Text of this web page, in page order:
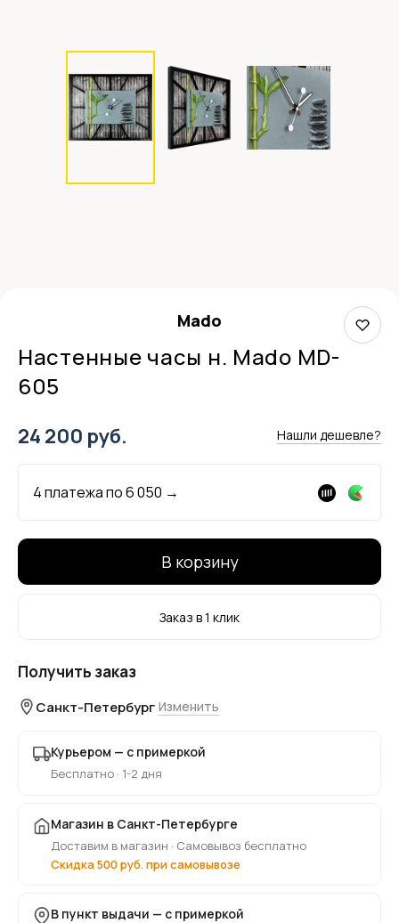
Mado
Настенные часы н. Mado MD-
605
24 200 руб. Нашли дешевле?
4 платежа по6 050 →
В корзину
Заказ в 1 клик
Получить заказ
Санкт-Петербург Изменить
Курьером — с примеркой
Бесплатно · 1-2 дня
Магазин в Санкт-Петербурге
Доставим в магазин · Самовывоз бесплатно
Скидка 500 руб. при самовывозе
В пункт выдачи — с примеркой